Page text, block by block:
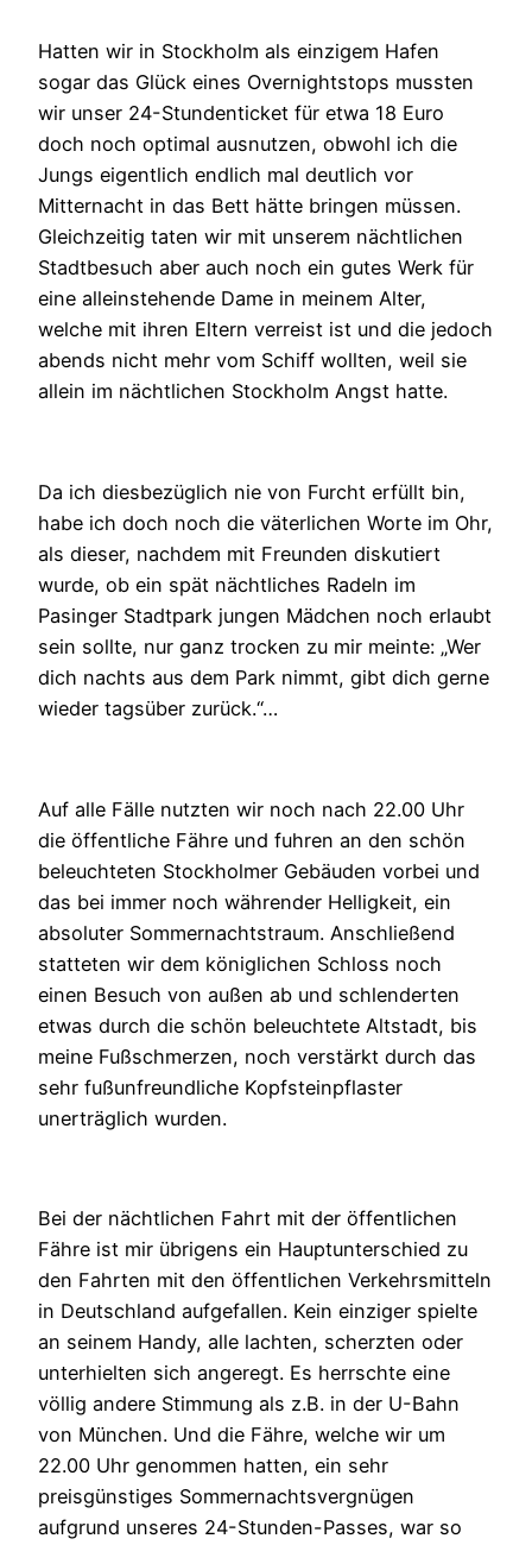
Hatten wir in Stockholm als einzigem Hafen
sogar das Glück eines Overnightstops mussten
wir unser 24-Stundenticket für etwa 18 Euro
doch noch optimal ausnutzen, obwohl ich die
Jungs eigentlich endlich mal deutlich vor
Mitternacht in das Bett hätte bringen müssen.
Gleichzeitig taten wir mit unserem nächtlichen
Stadtbesuch aber auch noch ein gutes Werk für
eine alleinstehende Dame in meinem Alter,
welche mit ihren Eltern verreist ist und die jedoch
abends nicht mehr vom Schiff wollten, weil sie
allein im nächtlichen Stockholm Angst hatte.
Da ich diesbezüglich nie von Furcht erfüllt bin,
habe ich doch noch die väterlichen Worte im Ohr,
als dieser, nachdem mit Freunden diskutiert
wurde, ob ein spät nächtliches Radeln im
Pasinger Stadtpark jungen Mädchen noch erlaubt
sein sollte, nur ganz trocken zu mir meinte: „Wer
dich nachts aus dem Park nimmt, gibt dich gerne
wieder tagsüber zurück.“…
Auf alle Fälle nutzten wir noch nach 22.00 Uhr
die öffentliche Fähre und fuhren an den schön
beleuchteten Stockholmer Gebäuden vorbei und
das bei immer noch währender Helligkeit, ein
absoluter Sommernachtstraum. Anschließend
statteten wir dem königlichen Schloss noch
einen Besuch von außen ab und schlenderten
etwas durch die schön beleuchtete Altstadt, bis
meine Fußschmerzen, noch verstärkt durch das
sehr fußunfreundliche Kopfsteinpflaster
unerträglich wurden.
Bei der nächtlichen Fahrt mit der öffentlichen
Fähre ist mir übrigens ein Hauptunterschied zu
den Fahrten mit den öffentlichen Verkehrsmitteln
in Deutschland aufgefallen. Kein einziger spielte
an seinem Handy, alle lachten, scherzten oder
unterhielten sich angeregt. Es herrschte eine
völlig andere Stimmung als z.B. in der U-Bahn
von München. Und die Fähre, welche wir um
22.00 Uhr genommen hatten, ein sehr
preisgünstiges Sommernachtsvergnügen
aufgrund unseres 24-Stunden-Passes, war so